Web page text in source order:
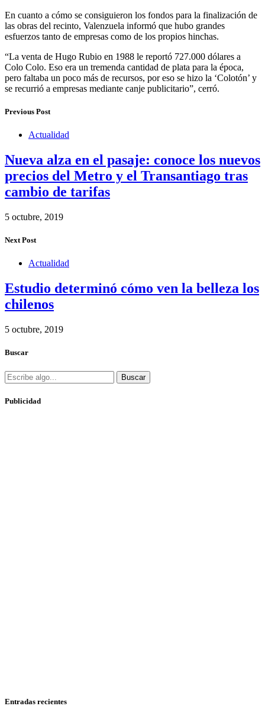
En cuanto a cómo se consiguieron los fondos para la finalización de
las obras del recinto, Valenzuela informó que hubo grandes
esfuerzos tanto de empresas como de los propios hinchas.
“La venta de Hugo Rubio en 1988 le reportó 727.000 dólares a
Colo Colo. Eso era un tremenda cantidad de plata para la época,
pero faltaba un poco más de recursos, por eso se hizo la ‘Colotón’ y
se recurrió a empresas mediante canje publicitario”, cerró.
Previous Post
Actualidad
Nueva alza en el pasaje: conoce los nuevos
precios del Metro y el Transantiago tras
cambio de tarifas
5 octubre, 2019
Next Post
Actualidad
Estudio determinó cómo ven la belleza los
chilenos
5 octubre, 2019
Buscar
Buscar
Publicidad
Entradas recientes